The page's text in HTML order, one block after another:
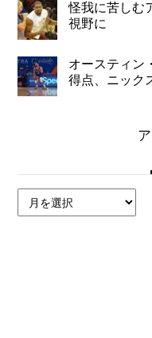
怪我に苦しむ
視野に
オースティン
得点、ニック
ー